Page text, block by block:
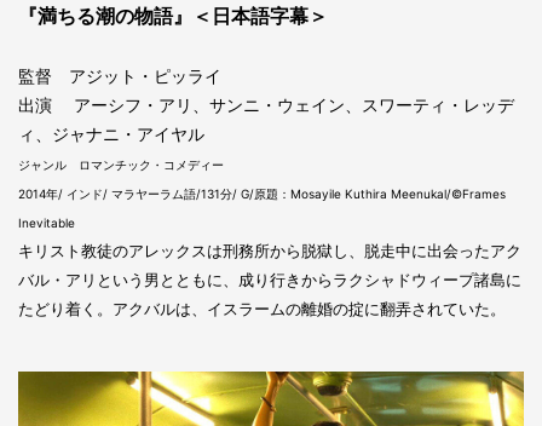
『満ちる潮の物語』＜日本語字幕＞
監督 アジット・ピッライ
出演 アーシフ・アリ、サンニ・ウェイン、スワーティ・レッデ
ィ、ジャナニ・アイヤル
ジャンル ロマンチック・コメディー
2014年/ インド/ マラヤーラム語/131分/ G/原題：Mosayile Kuthira Meenukal/©Frames
Inevitable
キリスト教徒のアレックスは刑務所から脱獄し、脱走中に出会ったアク
バル・アリという男とともに、成り行きからラクシャドウィープ諸島に
たどり着く。アクバルは、イスラームの離婚の掟に翻弄されていた。